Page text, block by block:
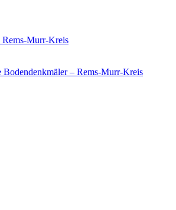
Rems-Murr-Kreis
Bodendenkmäler – Rems-Murr-Kreis